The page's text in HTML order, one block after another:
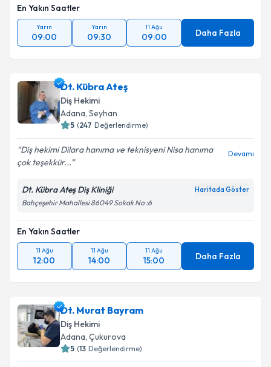
En Yakın Saatler
Yarın
09:00
Yarın
09:30
11 Ağu
09:00 Daha Fazla
Dt. Kübra Ateş
Diş Hekimi
Adana, Seyhan
5 (247 Değerlendirme)
Diş hekimi Dilara hanıma ve teknisyeni Nisa hanıma
çok teşekkür...
Devamı
Dt. Kübra Ateş Diş Kliniği Haritada Göster
Bahçeşehir Mahallesi 86049 Sokak No :6
En Yakın Saatler
11 Ağu
12:00
11 Ağu
14:00
11 Ağu
15:00 Daha Fazla
Dt. Murat Bayram
Diş Hekimi
Adana, Çukurova
5 (13 Değerlendirme)